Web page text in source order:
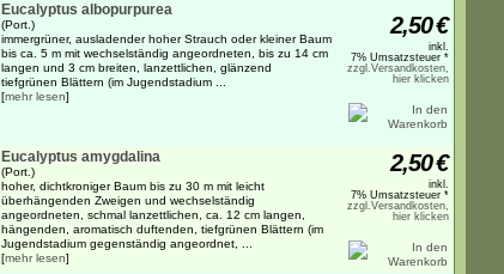
Eucalyptus albopurpurea
(Port.)
immergrüner, ausladender hoher Strauch oder kleiner Baum
bis ca. 5 m mit wechselständig angeordneten, bis zu 14 cm
langen und 3 cm breiten, lanzettlichen, glänzend
tiefgrünen Blättern (im Jugendstadium ...
[mehr lesen]
2,50€
inkl.
7% Umsatzsteuer *
zzgl.Versandkosten,
hier klicken
Eucalyptus amygdalina
(Port.)
hoher, dichtkroniger Baum bis zu 30 m mit leicht
überhängenden Zweigen und wechselständig
angeordneten, schmal lanzettlichen, ca. 12 cm langen,
hängenden, aromatisch duftenden, tiefgrünen Blättern (im
Jugendstadium gegenständig angeordnet, ...
[mehr lesen]
2,50€
inkl.
7% Umsatzsteuer *
zzgl.Versandkosten,
hier klicken